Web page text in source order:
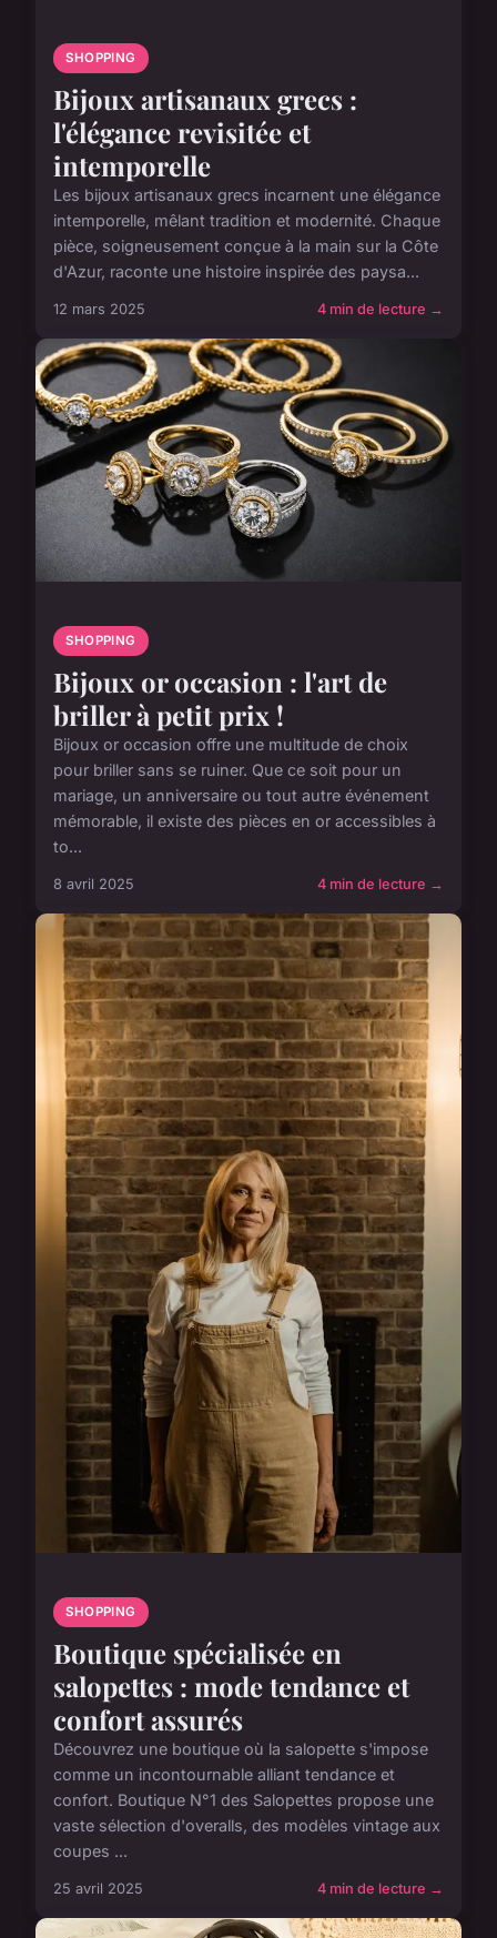
SHOPPING
Bijoux artisanaux grecs :
l'élégance revisitée et
intemporelle
Les bijoux artisanaux grecs incarnent une élégance
intemporelle, mêlant tradition et modernité. Chaque
pièce, soigneusement conçue à la main sur la Côte
d'Azur, raconte une histoire inspirée des paysa...
12 mars 2025 4 min de lecture →
SHOPPING
Bijoux or occasion : l'art de
briller à petit prix !
Bijoux or occasion offre une multitude de choix
pour briller sans se ruiner. Que ce soit pour un
mariage, un anniversaire ou tout autre événement
mémorable, il existe des pièces en or accessibles à
to...
8 avril 2025 4 min de lecture →
SHOPPING
Boutique spécialisée en
salopettes : mode tendance et
confort assurés
Découvrez une boutique où la salopette s'impose
comme un incontournable alliant tendance et
confort. Boutique N°1 des Salopettes propose une
vaste sélection d'overalls, des modèles vintage aux
coupes ...
25 avril 2025 4 min de lecture →